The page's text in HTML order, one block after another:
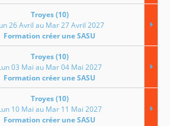
Troyes (10)
26 Avril au Mar 27 Avril 2027
Formation créer une SASU
Troyes (10)
03 Mai au Mar 04 Mai 2027
Formation créer une SASU
Troyes (10)
10 Mai au Mar 11 Mai 2027
Formation créer une SASU